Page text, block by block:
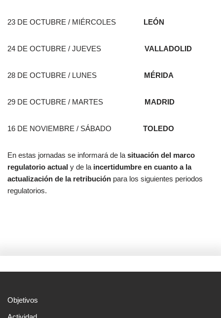
23 DE OCTUBRE / MIÉRCOLES LEÓN
24 DE OCTUBRE / JUEVES VALLADOLID
28 DE OCTUBRE / LUNES MÉRIDA
29 DE OCTUBRE / MARTES MADRID
16 DE NOVIEMBRE / SÁBADO TOLEDO
En estas jornadas se informará de la situación del marco
regulatorio actual y de la incertidumbre en cuanto a la
actualización de la retribución para los siguientes periodos
regulatorios.
Objetivos